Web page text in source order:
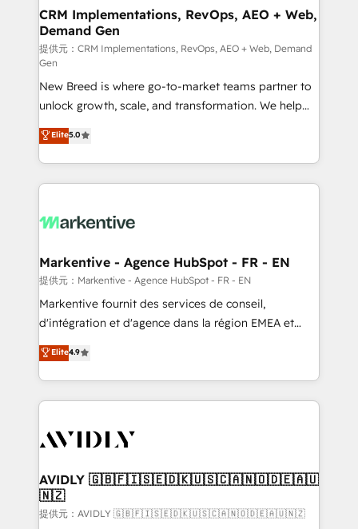
の統合・浸透・変革管理を実行します。 ▸ CMS戦略設
計・構築：リード獲得・CVR・SEOを前提にした情報設
計・導線設計・テンプレート設計をContent Hubで一体
提供。 ▸ 既存CRM・MAからの移行支援：Salesforce・
Marketo・Pardot等からの移行、カスタム設計、履歴
データ移行と活用設計まで。 ▸ AEO対応：ChatGPT・
ンツとサイト構造を最適化。 🏆 なぜ100incを選ぶの
か？ ✓ HubSpot Eliteパートナー認定 ✓ HubSpotアワ
ード受賞・HUGリーダー ✓ ISO27001:2022 /
HubSpot大百科 出版 CRM・AI活用に関するご相談、現
せください。
trainers to drive platform adoption. 📈 Revenue
Generation - Full-funnel marketing and high-
performance advertising via Point Success Media. -
Expert deployment of Breeze AI and custom agents
to automate growth. 🏆 Elite Excellence - 8 platform
accreditations and deep HIPAA-compliance
expertise. - A team of 250+ experts dedicated to
your resilient growth.
CRM Implementations, RevOps, AEO + Web,
Demand Gen
提供元：CRM Implementations, RevOps, AEO + Web, Demand
Gen
New Breed is where go-to-market teams partner to
unlock growth, scale, and transformation. We help
companies activate HubSpot’s AI-powered
customer platform and operationalize HubSpot’s
Loop Marketing framework through expert-led
services, smart agents, and purpose-built apps,
results, fast. ⚙️CRM & RevOps: Align all Hubs to your
🎯Demand Gen & ABM: Drive pipeline with inbound,
ABM, AEO, SEO, & paid media. 👩‍💻Web Design:
Build high-performing websites with UX, messaging,
& conversion strategy that drive results. 🤖AI
AI, & maximize AEO with tailored AI services. 🧩
Integrations: Extend HubSpot with custom
Elite5.0
Markentive - Agence HubSpot - FR - EN
提供元：Markentive - Agence HubSpot - FR - EN
Markentive fournit des services de conseil,
d'intégration et d'agence dans la région EMEA et
North America. Avec plus de 115 experts en
marketing automation, Growth, Revops, CRM et
webdesign. Markentive is both a consulting firm, a
digital agency and an integrator. With over 115
CRM and webdesign (We focus on EMEA - USA
Elite4.9
AVIDLY 🇬🇧🇫🇮🇸🇪🇩🇰🇺🇸🇨🇦🇳🇴🇩🇪🇦🇺
🇳🇿
提供元：AVIDLY 🇬🇧🇫🇮🇸🇪🇩🇰🇺🇸🇨🇦🇳🇴🇩🇪🇦🇺🇳🇿